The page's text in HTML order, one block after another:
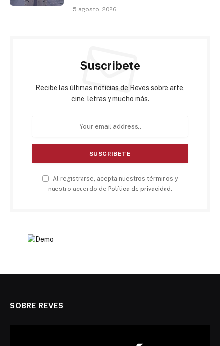
5 agosto, 2026
Suscribete
Recibe las últimas noticias de Reves sobre arte,
cine, letras y mucho más.
Al registrarse, acepta nuestros términos y
nuestro acuerdo de Política de privacidad
SOBRE REVES